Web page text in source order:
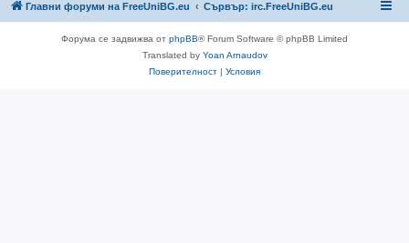
Главни форуми на FreeUniBG.eu Сървър: irc.FreeUniBG.eu
Форума се задвижва от phpBB® Forum Software © phpBB Limited
Translated by Yoan Arnaudov
Поверителност | Условия